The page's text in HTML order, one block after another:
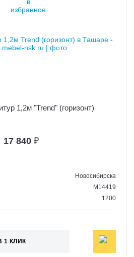
1,2м "Trend" (горизонт)
17 840 ₽
Новосибирска
M14419
1200
1 КЛИК